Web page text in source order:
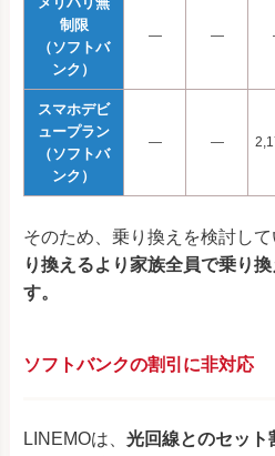
制限
（ソフトバ
ンク）
― ―
スマホデビ
ュープラン
（ソフトバ
ンク）
― ―
そのため、乗り換えを検討して
り換えるより家族全員で乗り
す。
ソフトバンクの割引に非対応
LINEMOは、 光回線とのセット